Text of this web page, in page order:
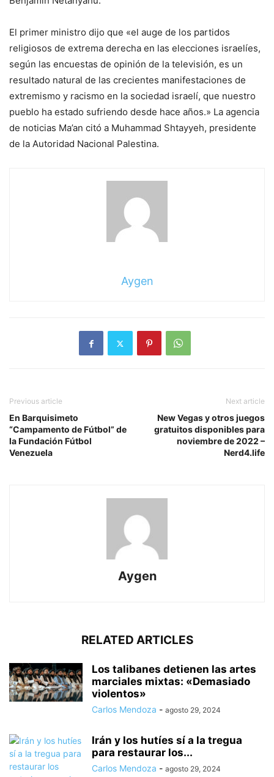
El primer ministro dijo que «el auge de los partidos
religiosos de extrema derecha en las elecciones israelíes,
según las encuestas de opinión de la televisión, es un
resultado natural de las crecientes manifestaciones de
extremismo y racismo en la sociedad israelí, que nuestro
pueblo ha estado sufriendo desde hace años.» La agencia
de noticias Ma’an citó a Muhammad Shtayyeh, presidente
de la Autoridad Nacional Palestina.
Aygen
Previous article
En Barquisimeto
“Campamento de Fútbol” de
la Fundación Fútbol
Venezuela
Next article
New Vegas y otros juegos
gratuitos disponibles para
noviembre de 2022 –
Nerd4.life
Aygen
RELATED ARTICLES
Los talibanes detienen las artes
marciales mixtas: «Demasiado
violentos»
Carlos Mendoza - agosto 29, 2024
Irán y los hutíes sí a la tregua
para restaurar los...
Carlos Mendoza - agosto 29, 2024